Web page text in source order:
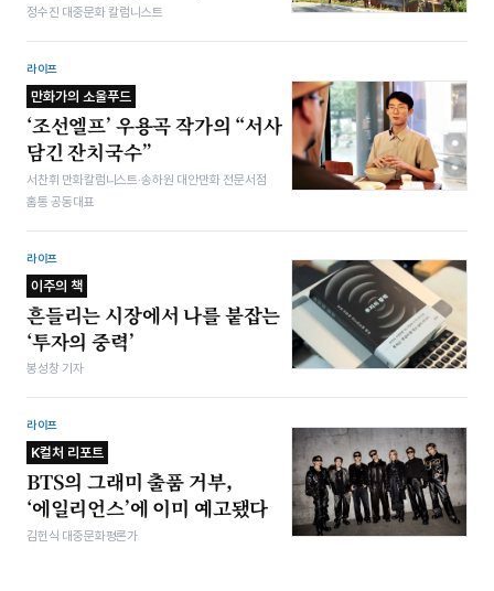
정수진 대중문화 칼럼니스트
라이프
만화가의 소울푸드
‘조선엘프’ 우용곡 작가의 “서사
담긴 잔치국수”
서찬휘 만화칼럼니스트·송하원 대안만화 전문서점
홈통 공동대표
라이프
이주의 책
흔들리는 시장에서 나를 붙잡는
‘투자의 중력’
봉성창 기자
라이프
K컬처 리포트
BTS의 그래미 출품 거부,
‘에일리언스’에 이미 예고됐다
김헌식 대중문화평론가